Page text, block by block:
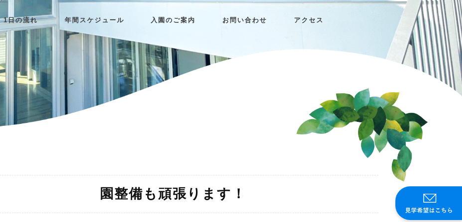
1日の流れ 年間スケジュール 入園のご案内 お問い合わせ アクセス
園整備も頑張ります！